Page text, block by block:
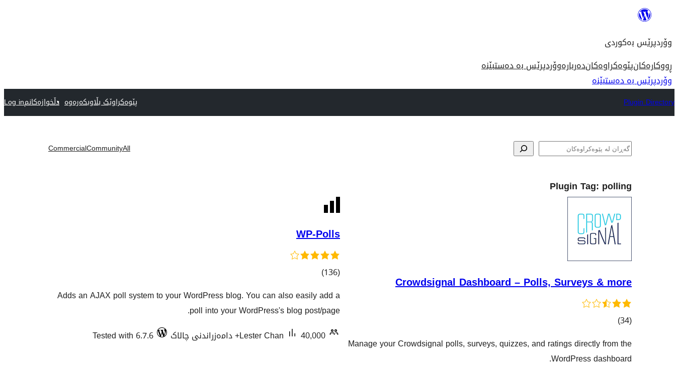
ناوەڕۆک
وۆردپرێس بەکوردی
ڕووکارەکانپێوەکراوەکاندەربارەوۆردپرێس بە دەستبێنە
وۆردپرێس بە دەستبێنە
Plugin Directory پێوەکراوێک بڵاوبکەرەوە دڵخوازەکانمLog in
گه‌ڕان All
Community
Commercial
Plugin Tag: polling
Crowdsignal Dashboard – Polls, Surveys & more
(34 کۆی
هەڵسەنگاندنەکان
)
Manage your Crowdsignal polls, surveys, quizzes, and ratings directly from the
WordPress dashboard.
WP-Polls
(136
کۆی
هەڵسەنگاندنەکان
)
Adds an AJAX poll system to your WordPress blog. You can also easily add a
poll into your WordPress's blog post/page.
Lester Chan
40,000+ دامەزراندنی چالاک Tested with 6.7.6